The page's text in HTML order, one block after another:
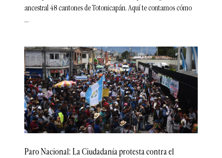
ancestral 48 cantones de Totonicapán. Aquí te contamos cómo
Paro Nacional: La Ciudadanía protesta contra el